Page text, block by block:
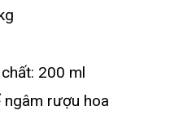
200 ml
ngâm rượu hoa